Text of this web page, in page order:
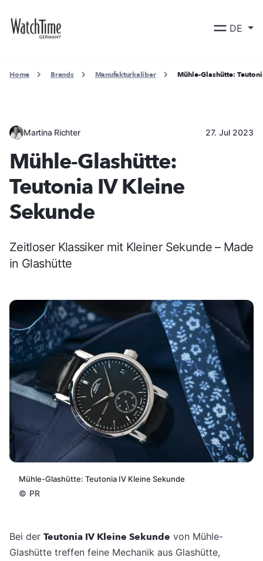
DE
Home Brands Manufakturkaliber Mühle-Glashütte:
Martina Richter 27. Jul 2023
Mühle-Glashütte:
Teutonia IV Kleine
Sekunde
Zeitloser Klassiker mit Kleiner Sekunde – Made
in Glashütte
Mühle-Glashütte: Teutonia IV Kleine Sekunde
© PR
Bei der Teutonia IV Kleine Sekunde von Mühle-
Glashütte treffen feine Mechanik aus Glashütte,